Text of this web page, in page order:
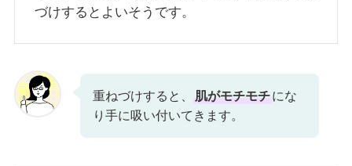
づけするとよいそうです。
重ねづけすると、 肌がモチモチにな
り手に吸い付いてきます。